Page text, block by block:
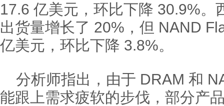
17.6 亿美元，环比下降 30.9%。
出货量增长了 20%，但 NAND
亿美元，环比下降 3.8%。
分析师指出，由于 DRAM 和
能跟上需求疲软的步伐，部分产